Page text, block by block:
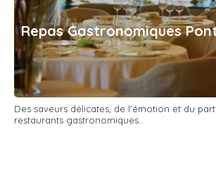
Repas Gastronomiques
Des saveurs délicates, de l'émotion et du
restaurants gastronomiques...